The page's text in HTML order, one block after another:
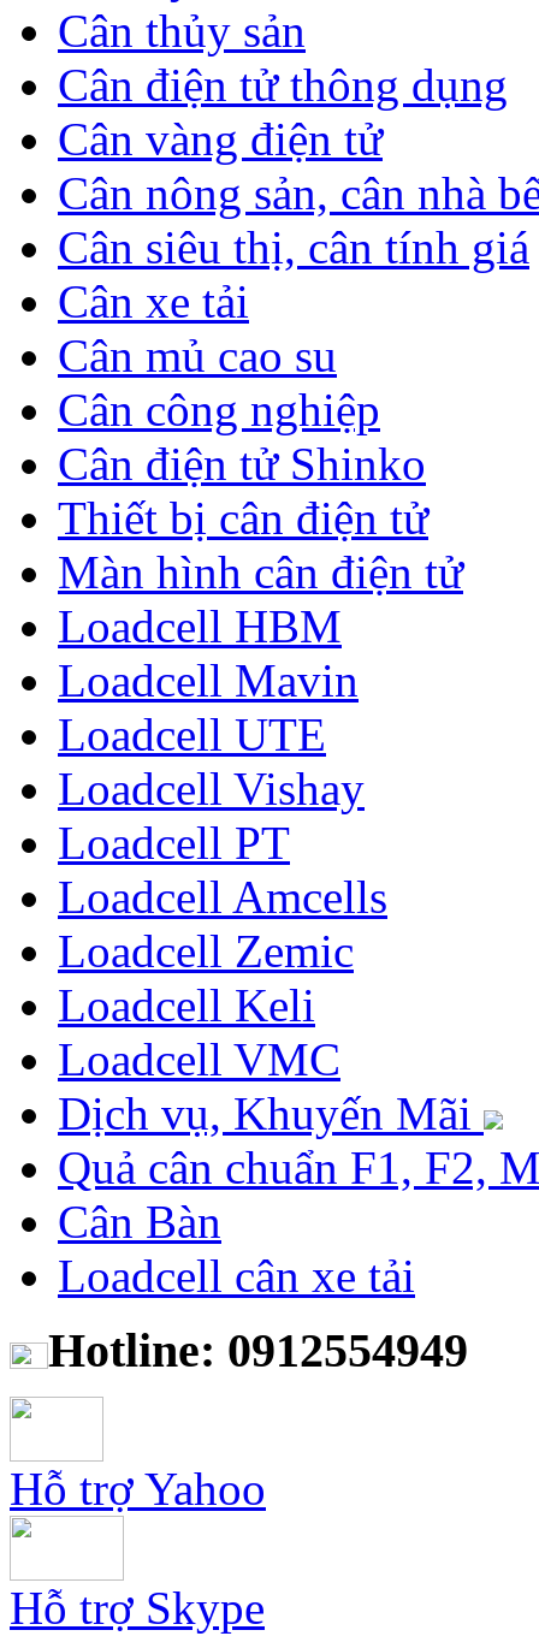
Cân thủy sản
Cân điện tử thông dụng
Cân vàng điện tử
Cân nông sản, cân nhà
Cân siêu thị, cân tính giá
Cân xe tải
Cân mủ cao su
Cân công nghiệp
Cân điện tử Shinko
Thiết bị cân điện tử
Màn hình cân điện tử
Loadcell HBM
Loadcell Mavin
Loadcell UTE
Loadcell Vishay
Loadcell PT
Loadcell Amcells
Loadcell Zemic
Loadcell Keli
Loadcell VMC
Dịch vụ, Khuyến Mãi
Quả cân chuẩn F1, F2,
Cân Bàn
Loadcell cân xe tải
Hotline: 0912554949
Hỗ trợ Yahoo
Hỗ trợ Skype